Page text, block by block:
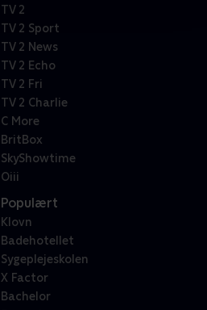
TV 2
TV 2 Sport
TV 2 News
TV 2 Echo
TV 2 Fri
TV 2 Charlie
C More
BritBox
SkyShowtime
Oiii
Populært
Klovn
Badehotellet
Sygeplejeskolen
X Factor
Bachelor